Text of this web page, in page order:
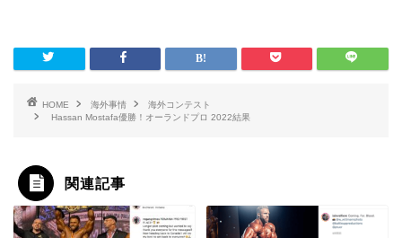
HOME 海外事情
海外コンテスト
Hassan Mostafa優勝！オーランドプロ 2022結果
関連記事